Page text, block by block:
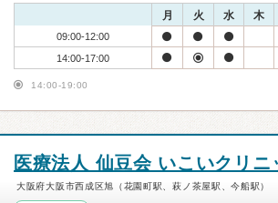
月 火 水 木
09:00-12:00
14:00-17:00
14:00-19:00
医療法人 仙豆会 いこいクリニ
大阪府大阪市西成区旭（花園町駅、萩ノ茶屋駅、今船駅）